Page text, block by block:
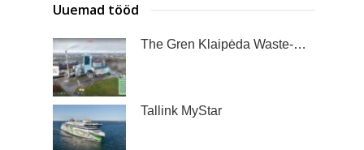
Uuemad tööd
The Gren Klaipėda Waste-to-Energy Plant
Tallink MyStar